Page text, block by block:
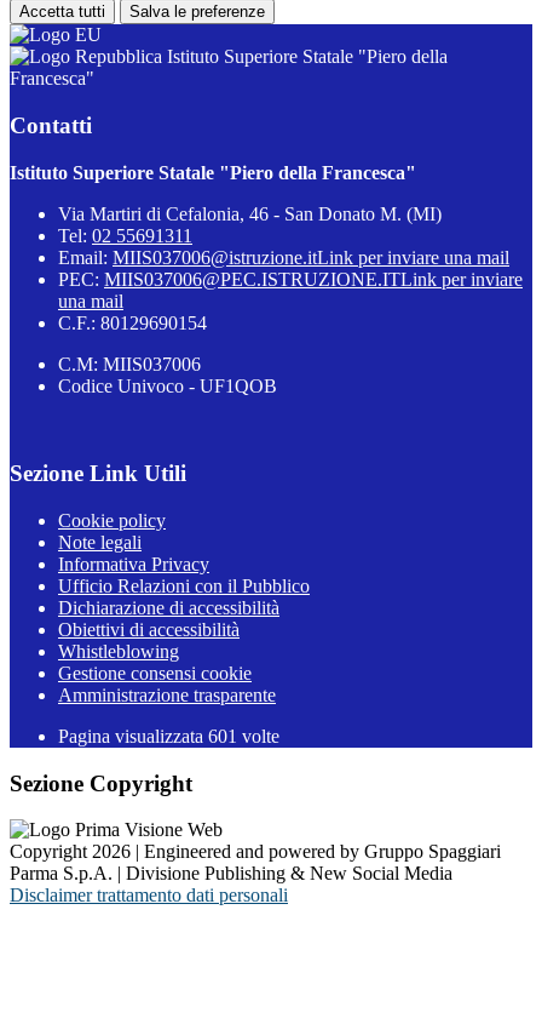
Accetta tutti Salva le preferenze
Istituto Superiore Statale "Piero della
Francesca"
Contatti
Istituto Superiore Statale "Piero della Francesca"
Via Martiri di Cefalonia, 46 - San Donato M. (MI)
Tel: 02 55691311
Email: MIIS037006@istruzione.itLink per inviare una mail
PEC: MIIS037006@PEC.ISTRUZIONE.ITLink per inviare
una mail
C.F.: 80129690154
C.M: MIIS037006
Codice Univoco - UF1QOB
Sezione Link Utili
Cookie policy
Note legali
Informativa Privacy
Ufficio Relazioni con il Pubblico
Dichiarazione di accessibilità
Obiettivi di accessibilità
Whistleblowing
Gestione consensi cookie
Amministrazione trasparente
Pagina visualizzata 601 volte
Sezione Copyright
Copyright 2026 | Engineered and powered by Gruppo Spaggiari
Parma S.p.A. | Divisione Publishing & New Social Media
Disclaimer trattamento dati personali